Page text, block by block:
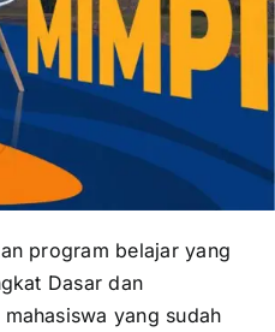
US
program belajar yang
Dasar dan
yang sudah